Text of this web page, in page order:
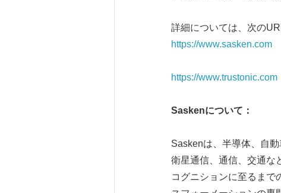
詳細については、次の
https://www.sasken.com
https://www.trustonic.com
Saskenについて：
Saskenは、半導体、自
衛星通信、通信、交通な
コグニションに至るまで